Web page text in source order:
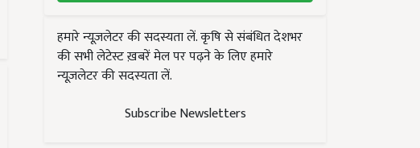
हमारे न्यूज़लेटर की सदस्यता लें. कृषि से संबंधित देशभर
की सभी लेटेस्ट ख़बरें मेल पर पढ़ने के लिए हमारे
न्यूज़लेटर की सदस्यता लें.
Subscribe Newsletters